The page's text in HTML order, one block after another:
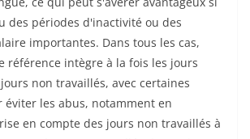
des périodes d'inactivité ou des
importantes. Dans tous les cas,
référence intègre à la fois les jours
non travaillés, avec certaines
les abus, notamment en
en compte des jours non travaillés à